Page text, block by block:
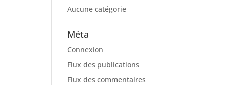
Aucune catégorie
Méta
Connexion
Flux des publications
Flux des commentaires